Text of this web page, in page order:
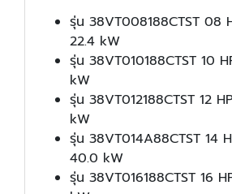
รุ่น 38VT008188CTST 08
22.4 kW
รุ่น 38VT010188CTST 10
kW
รุ่น 38VT012188CTST 12
kW
รุ่น 38VT014A88CTST 14
40.0 kW
รุ่น 38VT016188CTST 16